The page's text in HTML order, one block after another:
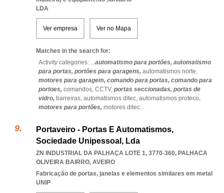
LDA
Ver empresa Ver no Mapa
Matches in the search for:
Activity categories: ...automatismo para portões, automatismo
para portas, portões para garagens, automatismos norte,
motores para garagem, comando para portas, comando para
portoes, comandos, CCTV, portas seccionadas, portas de
vidro, barreiras, automatismos ditec, automatismos proteco,
motores para portões, motores ditec...
Portaveiro - Portas E Automatismos,
Sociedade Unipessoal, Lda
ZN INDUSTRIAL DA PALHAÇA LOTE 1, 3770-360, PALHACA
OLIVEIRA BAIRRO, AVEIRO
Fabricação de portas, janelas e elementos similares em metal
UNIP